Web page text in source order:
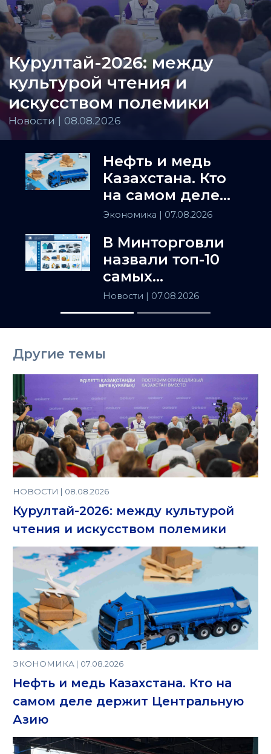
Курултай-2026: между
культурой чтения и
искусством полемики
Новости | 08.08.2026
Нефть и медь
Казахстана. Кто
на самом деле
держит
Азию
Экономика | 07.08.2026
В Минторговли
назвали топ-10
самых
популярных
товаров в
Казахстане
Новости | 07.08.2026
Другие темы
НОВОСТИ | 08.08.2026
Курултай-2026: между культурой
чтения и искусством полемики
ЭКОНОМИКА | 07.08.2026
Нефть и медь Казахстана. Кто на
самом деле держит Центральную
Азию